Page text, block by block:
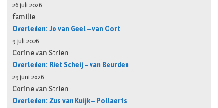
26 juli 2026
familie
Overleden: Jo van Geel – van Oort
9 juli 2026
Corine van Strien
Overleden: Riet Scheij – van Beurden
29 juni 2026
Corine van Strien
Overleden: Zus van Kuijk – Pollaerts